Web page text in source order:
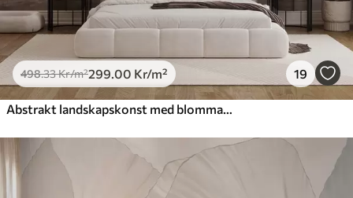
498.33Kr/m²299 .00 Kr/m² 19